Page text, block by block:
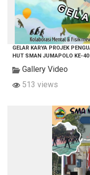
GELAR KARYA PROJEK
HUT SMAN JUMAPOLO KE-40
Gallery Video
513 views